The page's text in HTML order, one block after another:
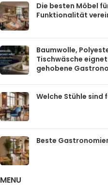
Die besten Möbel
Funktionalität
Baumwolle,
Tischwäsche
gehobene
Welche Stühle
Beste
MENU